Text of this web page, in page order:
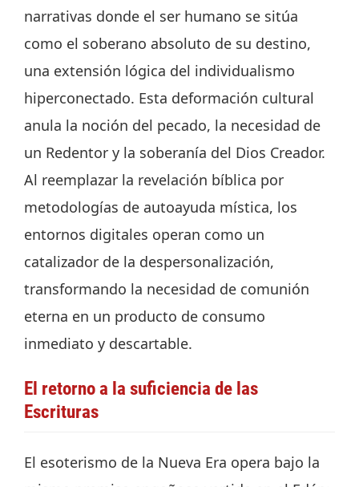
narrativas donde el ser humano se sitúa
como el soberano absoluto de su destino,
una extensión lógica del individualismo
hiperconectado. Esta deformación cultural
anula la noción del pecado, la necesidad de
un Redentor y la soberanía del Dios Creador.
Al reemplazar la revelación bíblica por
metodologías de autoayuda mística, los
entornos digitales operan como un
catalizador de la despersonalización,
transformando la necesidad de comunión
eterna en un producto de consumo
inmediato y descartable.
El retorno a la suficiencia de las
Escrituras
El esoterismo de la Nueva Era opera bajo la